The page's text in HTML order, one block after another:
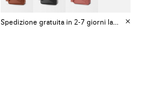
Spedizione gratuita in 2-7 giorni lavorativi